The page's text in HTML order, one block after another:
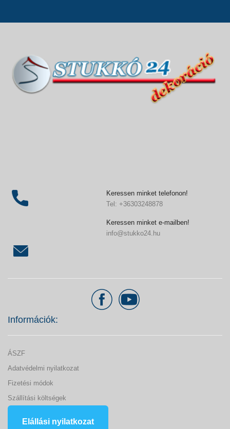
Keressen minket telefonon!
Tel: +36303248878
Keressen minket e-mailben!
info@stukko24.hu
Információk:
ÁSZF
Adatvédelmi nyilatkozat
Fizetési módok
Szállítási költségek
Elállási nyilatkozat